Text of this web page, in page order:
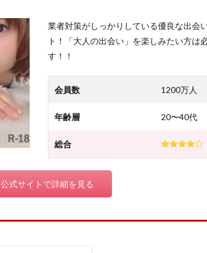
業者対策がしっかりしている優良な出会
ト！「大人の出会い」を楽しみたい方は
す！！
会員数 1200万人
年齢層 20〜40代
総合
公式サイトで詳細を見る